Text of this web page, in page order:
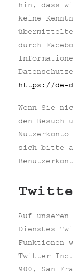
hin, dass
keine
durch
https://de-
Wenn Sie
den Besuch
Nutzerkonto
sich bitte
Auf
Dienstes
Funktionen
Twitter
900, San